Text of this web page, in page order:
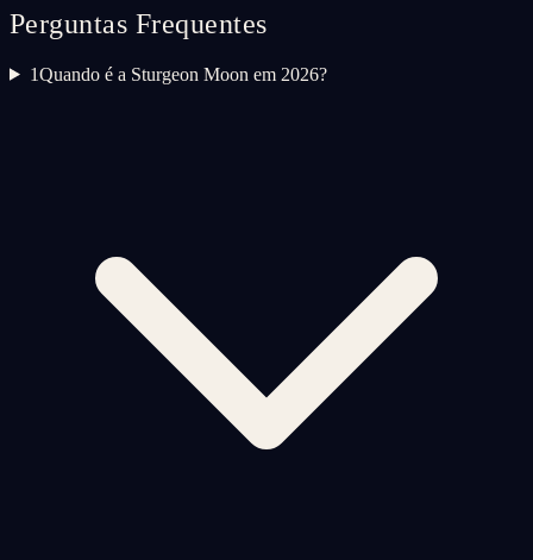
Perguntas Frequentes
1Quando é a Sturgeon Moon em 2026?